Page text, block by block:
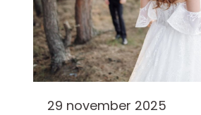
29 november 2025